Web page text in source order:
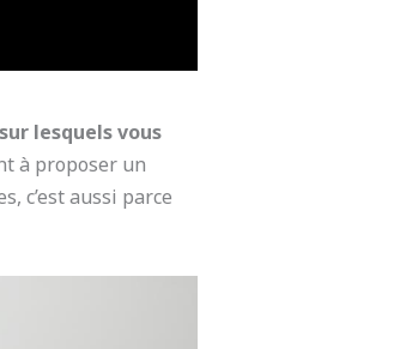
lesquels vous
à proposer un
c’est aussi parce